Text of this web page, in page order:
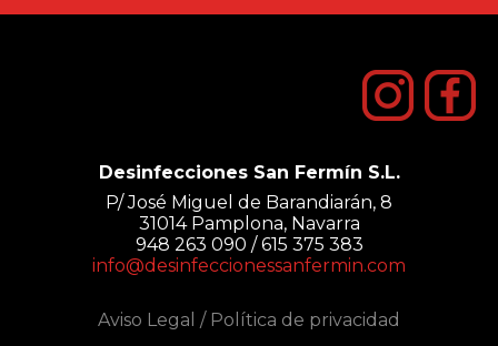
Desinfecciones San Fermín S.L.
P/ José Miguel de Barandiarán, 8
31014 Pamplona, Navarra
948 263 090 / 615 375 383
info@desinfeccionessanfermin.com
Aviso Legal / Política de privacidad